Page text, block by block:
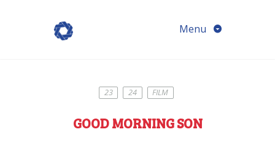
Menu
23 24 FILM
GOOD MORNING SON